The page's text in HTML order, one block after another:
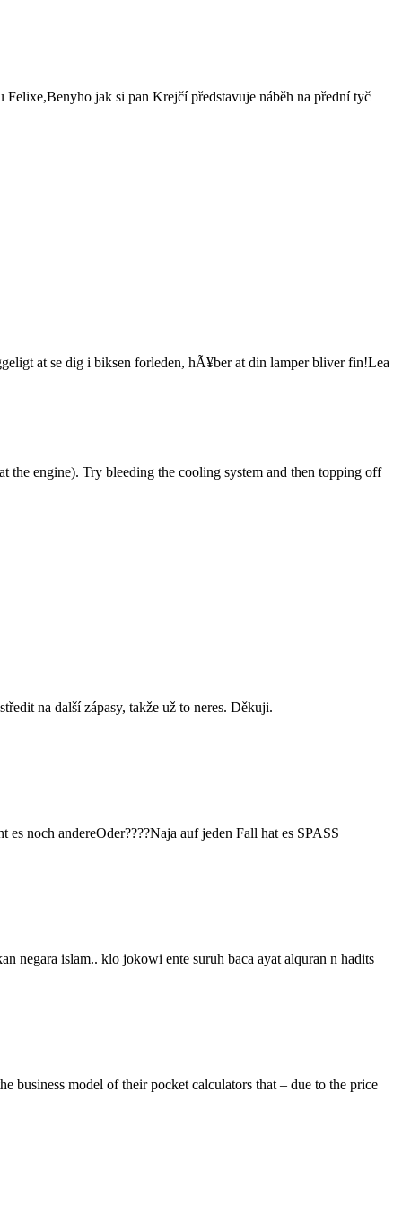
jak si pan Krejčí představuje náběh na přední tyč
at se dig i biksen forleden, hÃ¥ber at din lamper bliver fin!Lea
the engine). Try bleeding the cooling system and then topping off
na další zápasy, takže už to neres. Děkuji.
noch andereOder????Naja auf jeden Fall hat es SPASS
negara islam.. klo jokowi ente suruh baca ayat alquran n hadits
business model of their pocket calculators that – due to the price